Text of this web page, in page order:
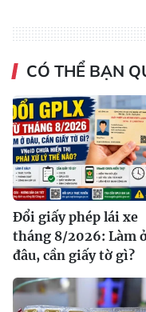
CÓ THỂ BẠN
Đổi giấy phép lái xe
tháng 8/2026: Làm
đâu, cần giấy tờ gì?